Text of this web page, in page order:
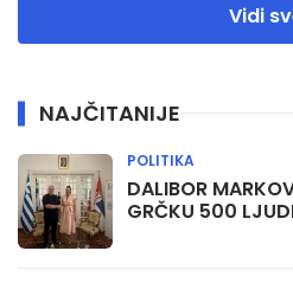
Vidi
NAJČITANIJE
DALIBOR
GRČKU 500
POLITIKA